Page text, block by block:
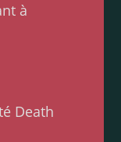
à
Death